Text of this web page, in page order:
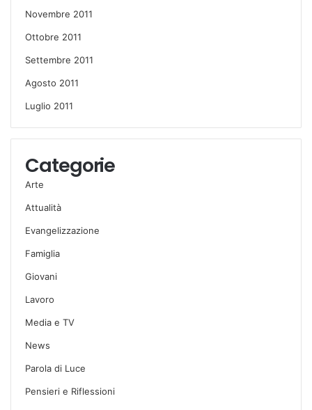
Novembre 2011
Ottobre 2011
Settembre 2011
Agosto 2011
Luglio 2011
Categorie
Arte
Attualità
Evangelizzazione
Famiglia
Giovani
Lavoro
Media e TV
News
Parola di Luce
Pensieri e Riflessioni